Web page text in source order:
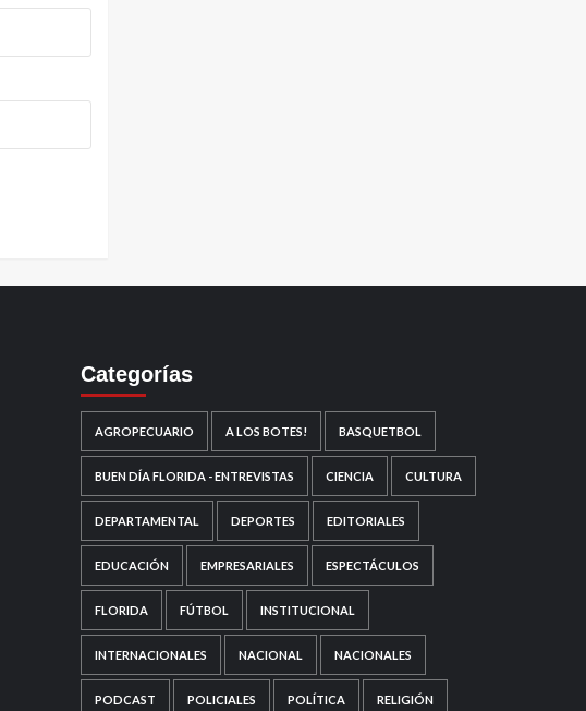
Categorías
AGROPECUARIO A LOS BOTES! BASQUETBOL
BUEN DÍA FLORIDA - ENTREVISTAS CIENCIA CULTURA
DEPARTAMENTAL DEPORTES EDITORIALES
EDUCACIÓN EMPRESARIALES ESPECTÁCULOS
FLORIDA FÚTBOL INSTITUCIONAL
INTERNACIONALES NACIONAL NACIONALES
PODCAST POLICIALES POLÍTICA RELIGIÓN